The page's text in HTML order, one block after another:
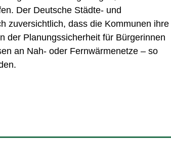
Der Deutsche Städte- und
zuversichtlich, dass die Kommunen ihre
der Planungssicherheit für Bürgerinnen
an Nah- oder Fernwärmenetze – so